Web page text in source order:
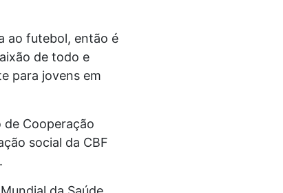
ao futebol, então é
de todo e
para jovens em
de Cooperação
social da CBF